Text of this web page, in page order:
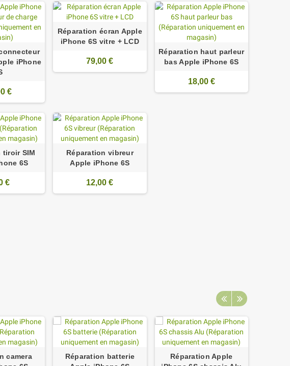
iPhone
€
Réparation écran Apple
iPhone 6S vitre + LCD
79,00 €
Réparation haut parleur
bas Apple iPhone 6S
18,00 €
tiroir SIM
6S
€
Réparation vibreur
Apple iPhone 6S
12,00 €
camera
Réparation batterie
Réparation Apple